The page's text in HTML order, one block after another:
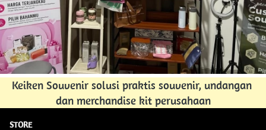
Keiken Souvenir solusi praktis souvenir, undangan
dan merchandise kit perusahaan
STORE